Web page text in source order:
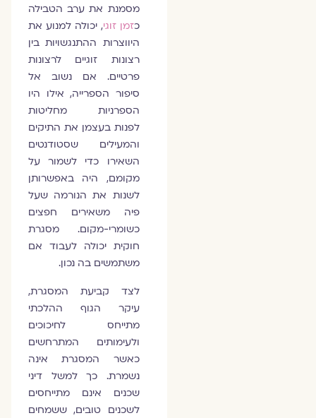
מסמנת את ערב הטבילה
זמן זוגי, יכולה למנוע את
היווצרות ההתנגשויות בין
רצונות זוגיים לרצונות
פרטיים. אם נשוב אל
סיפור הספרייה, אילו היו
הספרניות מחליטות
לפנות בעצמן את התיקים
והמעילים שסטודנטים
השאירו כדי לשמור על
מקומם, היה באפשרותן
לשנות את הנורמה שעל
פיה משאירים חפצים
כשומרי-מקום. מסגרת
חוקית יכולה לעבוד אם
משתמשים בה נכון.
לצד קביעת המסגרת,
עיקר הגוף ההלכתי
מתייחס לחיכוכים
ולעימותים המתרחשים
כאשר המסגרת אינה
נשמרת. כך למשל דיני
שכנים אינם מתייחסים
לשכנים טובים, ששמחים